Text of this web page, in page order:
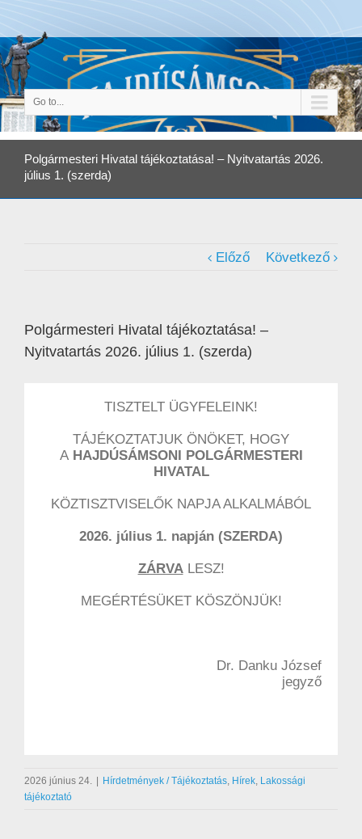
Go to...
Polgármesteri Hivatal tájékoztatása! – Nyitvatartás 2026.
július 1. (szerda)
Előző Következő
Polgármesteri Hivatal tájékoztatása! –
Nyitvatartás 2026. július 1. (szerda)
TISZTELT ÜGYFELEINK!
TÁJÉKOZTATJUK ÖNÖKET, HOGY
A HAJDÚSÁMSONI POLGÁRMESTERI
HIVATAL
KÖZTISZTVISELŐK NAPJA ALKALMÁBÓL
2026. július 1. napján (SZERDA)
ZÁRVA LESZ!
MEGÉRTÉSÜKET KÖSZÖNJÜK!
Dr. Danku József
jegyző
2026 június 24. Hírdetmények / Tájékoztatás, Hírek, Lakossági
tájékoztató